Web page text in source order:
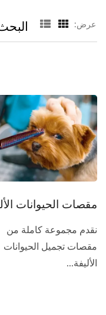
عرض:
مقصات الحيوانات
نقدم مجموعة كاملة من
مقصات تجميل الحيوانات
الأليفة...